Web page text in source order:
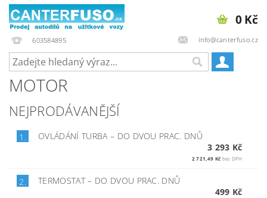
603584895 info@canterfuso.cz
0 Kč
MOTOR
NEJPRODÁVANĚJŠÍ
1. OVLÁDÁNÍ TURBA – DO DVOU PRAC. DNŮ
3 293 Kč
2 721,49 Kč bez DPH
2. TERMOSTAT– DO DVOU PRAC. DNŮ
499 Kč